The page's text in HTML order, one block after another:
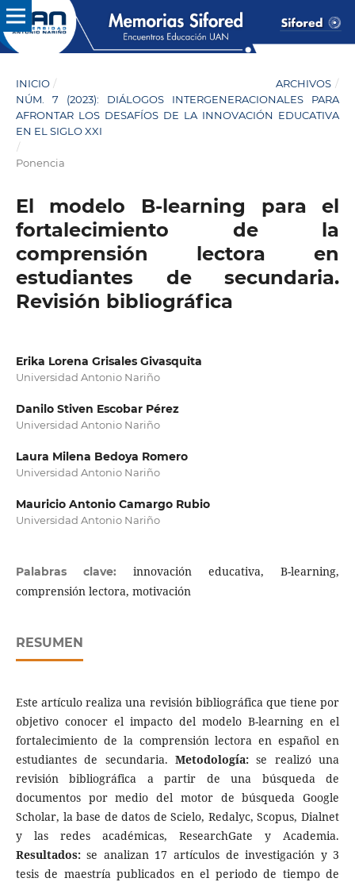
INICIO / ARCHIVOS /
NÚM. 7 (2023): DIÁLOGOS INTERGENERACIONALES PARA
AFRONTAR LOS DESAFÍOS DE LA INNOVACIÓN EDUCATIVA
EN EL SIGLO XXI
/
Ponencia
El modelo B-learning para el
fortalecimiento de la
comprensión lectora en
estudiantes de secundaria.
Revisión bibliográfica
Erika Lorena Grisales Givasquita
Universidad Antonio Nariño
Danilo Stiven Escobar Pérez
Universidad Antonio Nariño
Laura Milena Bedoya Romero
Universidad Antonio Nariño
Mauricio Antonio Camargo Rubio
Universidad Antonio Nariño
Palabras clave: innovación educativa, B-learning,
comprensión lectora, motivación
RESUMEN
Este artículo realiza una revisión bibliográfica que tiene por
objetivo conocer el impacto del modelo B-learning en el
fortalecimiento de la comprensión lectora en español en
estudiantes de secundaria. Metodología: se realizó una
revisión bibliográfica a partir de una búsqueda de
documentos por medio del motor de búsqueda Google
Scholar, la base de datos de Scielo, Redalyc, Scopus, Dialnet
y las redes académicas, ResearchGate y Academia.
Resultados:se analizan 17 artículos de investigación y 3
tesis de maestría publicados en el periodo de tiempo de